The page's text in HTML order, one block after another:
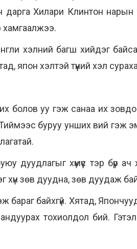
дарга Хилари Клинтон
хамгаалжээ.
хэлний багш хийдэг
япон хэлтэй түүний хэл
болов уу гэж санаа их
буруу унших вий гэж
хүмүүс тэр бүр ач
хүн зөв дуудна, зөв дуудаж
бараг байхгүй. Хятад,
андуурах тохиолдол бий.